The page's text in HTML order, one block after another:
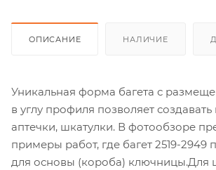
ОПИСАНИЕ НАЛИЧИЕ
Уникальная форма багета с
в углу профиля позволяет
аптечки, шкатулки. В фотообзоре
примеры работ, где багет 2519-2949
для основы (короба) ключницы.Для